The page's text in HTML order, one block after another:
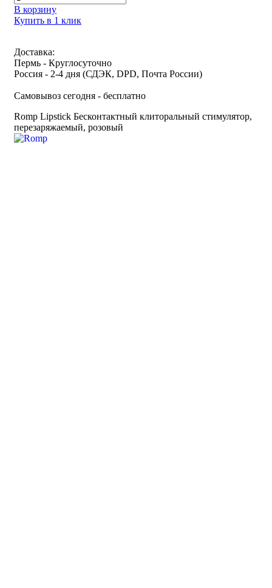
В корзину
Купить в 1 клик
Доставка:
Пермь - Круглосуточно
Россия - 2-4 дня (СДЭК, DPD, Почта России)
Самовывоз сегодня - бесплатно
Romp Lipstick Бесконтактный клиторальный стимулятор,
перезаряжаемый, розовый